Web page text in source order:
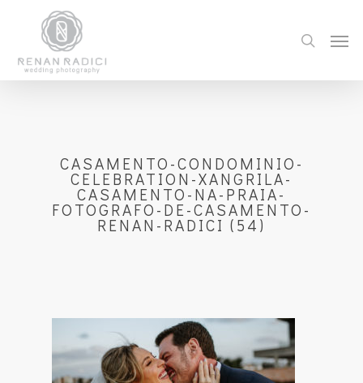
CASAMENTO-CONDOMINIO-
CELEBRATION-XANGRILA-
CASAMENTO-NA-PRAIA-
FOTOGRAFO-DE-CASAMENTO-
RENAN-RADICI (54)